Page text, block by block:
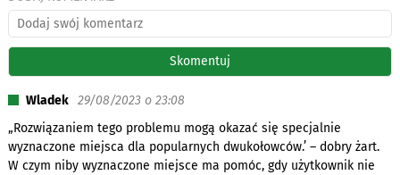
Wladek 29/08/2023 o 23:08
„Rozwiązaniem tego problemu mogą okazać się specjalnie
wyznaczone miejsca dla popularnych dwukołowców.’ – dobry żart.
W czym niby wyznaczone miejsce ma pomóc, gdy użytkownik nie